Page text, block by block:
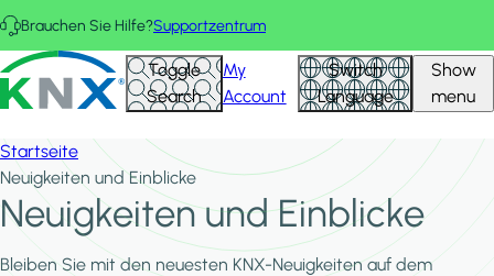
Direkt zum Inhalt
Brauchen Sie Hilfe?Supportzentrum
KNX - Homepage Toggle
Search
My
Account
Switch
Language
Show
menu
Startseite
Neuigkeiten und Einblicke
Neuigkeiten und Einblicke
Bleiben Sie mit den neuesten KNX-Neuigkeiten auf dem